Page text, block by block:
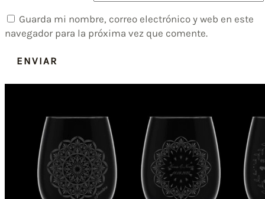
Guarda mi nombre, correo electrónico y web en este
navegador para la próxima vez que comente.